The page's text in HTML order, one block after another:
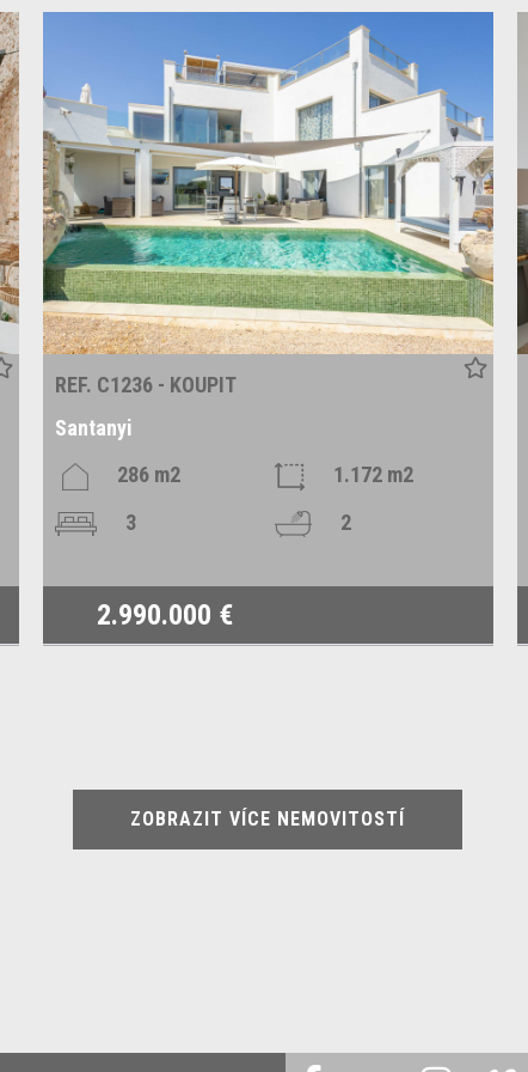
REF. C1236 - KOUPIT
Santanyi
286 m2
1.172 m2
3
2
2.990.000 €
ZOBRAZIT VÍCE NEMOVITOSTÍ